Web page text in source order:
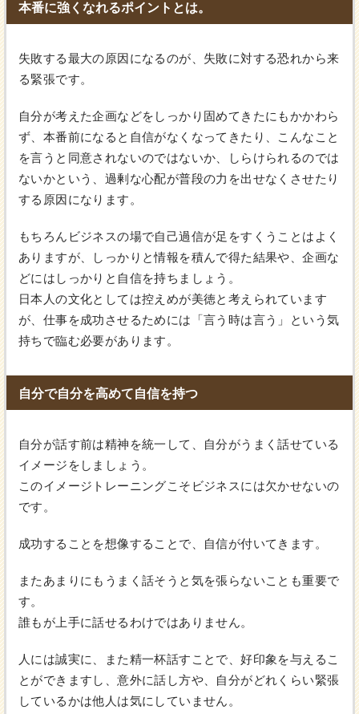
本番に強くなれるポイントとは。
失敗する最大の原因になるのが、失敗に対する恐れから来
る緊張です。
自分が考えた企画などをしっかり固めてきたにもかかわら
ず、本番前になると自信がなくなってきたり、こんなこと
を言うと同意されないのではないか、しらけられるのでは
ないかという、過剰な心配が普段の力を出せなくさせたり
する原因になります。
もちろんビジネスの場で自己過信が足をすくうことはよく
ありますが、しっかりと情報を積んで得た結果や、企画な
どにはしっかりと自信を持ちましょう。
日本人の文化としては控えめが美徳と考えられています
が、仕事を成功させるためには「言う時は言う」という気
持ちで臨む必要があります。
自分で自分を高めて自信を持つ
自分が話す前は精神を統一して、自分がうまく話せている
イメージをしましょう。
このイメージトレーニングこそビジネスには欠かせないの
です。
成功することを想像することで、自信が付いてきます。
またあまりにもうまく話そうと気を張らないことも重要で
す。
誰もが上手に話せるわけではありません。
人には誠実に、また精一杯話すことで、好印象を与えるこ
とができますし、意外に話し方や、自分がどれくらい緊張
しているかは他人は気にしていません。